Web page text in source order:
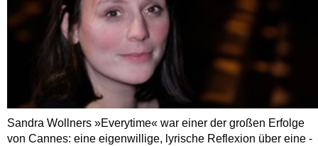
Sandra Wollners »Everytime« war einer der großen Erfolge
von Cannes: eine eigenwillige, lyrische Reflexion über eine ­